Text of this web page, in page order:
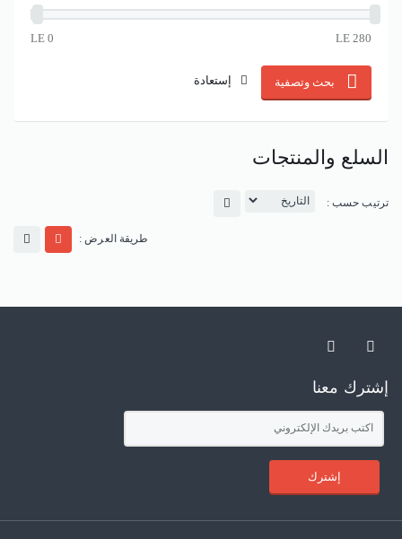
إستعادة
السلع والمنتجات
ترتيب حسب :
طريقة العرض :
إشترك معنا
إشترك